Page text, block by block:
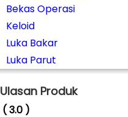
Bekas Operasi
Keloid
Luka Bakar
Luka Parut
Ulasan Produk
( 3.0 )